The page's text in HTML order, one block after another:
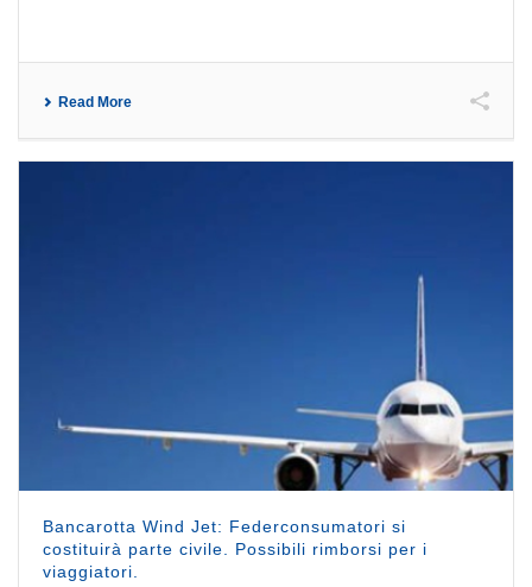
Read More
Bancarotta Wind Jet: Federconsumatori si
costituirà parte civile. Possibili rimborsi per i
viaggiatori.